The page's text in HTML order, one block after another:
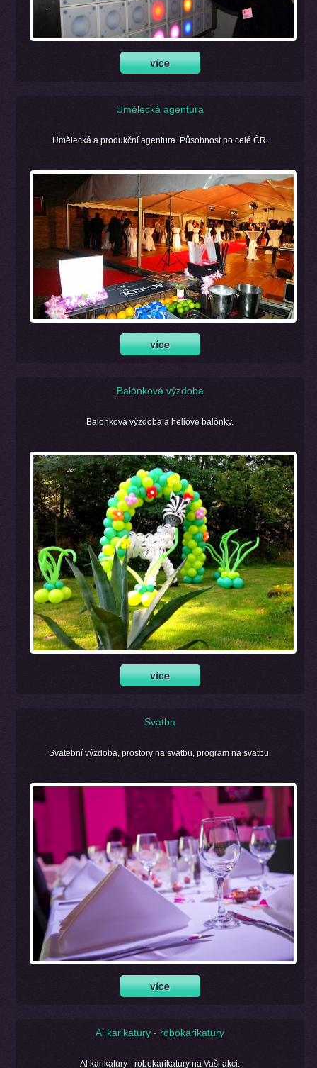
Umělecká agentura
Umělecká a produkční agentura. Působnost po celé ČR.
Balónková výzdoba
Balonková výzdoba a heliové balónky.
Svatba
Svatební výzdoba, prostory na svatbu, program na svatbu.
Al karikatury - robokarikatury
Al karikatury - robokarikatury na Vaši akci.